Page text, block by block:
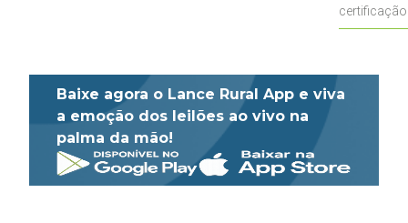
Baixe agora o Lance Rural App e viva
a emoção dos leilões ao vivo na
palma da mão!